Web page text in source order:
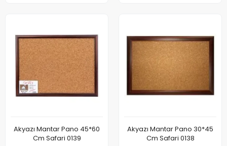
Akyazı Mantar Pano 45*60
Cm Safari 0139
Akyazı Mantar Pano 30*45
Cm Safari 0138